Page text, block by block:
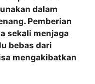
dalam
Pemberian
sekali menjaga
bebas dari
mengakibatkan